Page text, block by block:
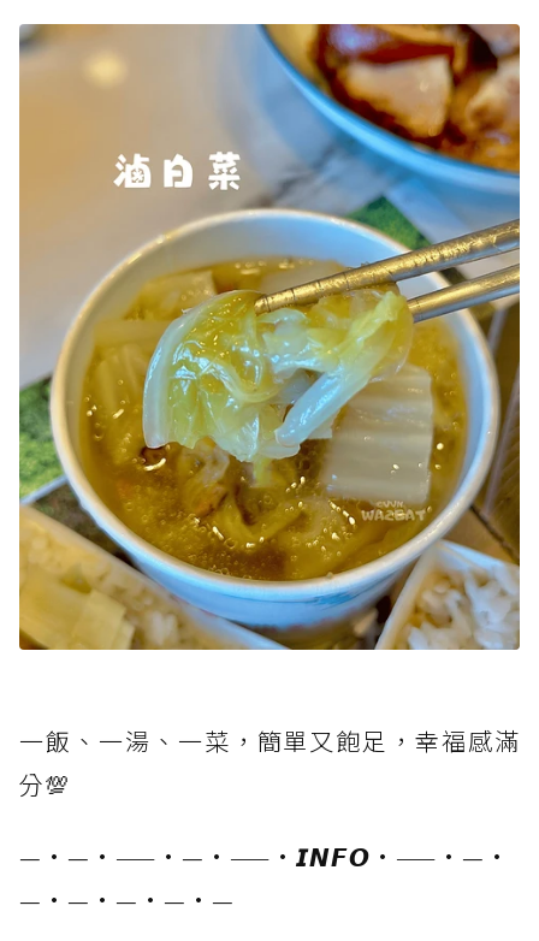
一飯、一湯、一菜，簡單又飽足，幸福感滿
分💯
—·—·——·—·——·𝙄𝙉𝙁𝙊·——·—·
—·—·—·—·—